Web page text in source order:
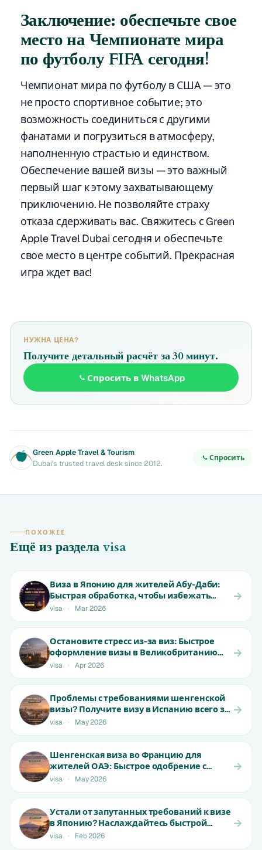
Заключение: обеспечьте свое
место на Чемпионате мира
по футболу FIFA сегодня!
Чемпионат мира по футболу в США — это
не просто спортивное событие; это
возможность соединиться с другими
фанатами и погрузиться в атмосферу,
наполненную страстью и единством.
Обеспечение вашей визы — это важный
первый шаг к этому захватывающему
приключению. Не позволяйте страху
отказа сдерживать вас. Свяжитесь с Green
Apple Travel Dubai сегодня и обеспечьте
свое место в центре событий. Прекрасная
игра ждет вас!
НУЖНА ЦЕНА?
Получите детальный расчёт за 30 минут.
Спросить в WhatsApp
Green Apple Travel & Tourism
Dubai's trusted travel desk since 2012.
Спросить
ПОХОЖЕЕ
Ещё из раздела visa
Виза в Японию для жителей Абу-Даби:
Быстрая обработка, чтобы избежать
отказа | Начинается от 699 AED
visa · Mar 2026
Остановите стресс из-за виз: Быстрое
оформление визы в Великобританию
для жителей ОАЭ | От 1800 AED
visa · Apr 2026
Проблемы с требованиями шенгенской
визы? Получите визу в Испанию всего за
15 дней для жителей ОАЭ! |
visa · May 2026
Шенгенская виза во Францию для
жителей ОАЭ: Быстрое одобрение с
ранними местами | Не пропустите!
visa · May 2026
Устали от запутанных требований к визе
в Японию? Наслаждайтесь быстрой
обработкой для резидентов ОАЭ | От 650
visa · Feb 2026